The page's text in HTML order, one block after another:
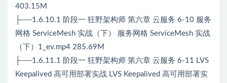
403.15M
├──1.6.10.1 阶段一 狂野架构师 第六章 云服务 6-10 服务
网格 ServiceMesh 实战（下） 服务网格 ServiceMesh 实战
（下）1_ev.mp4 285.69M
├──1.6.11.1 阶段一 狂野架构师 第六章 云服务 6-11 LVS
Keepalived 高可用部署实战 LVS Keepalived 高可用部署实